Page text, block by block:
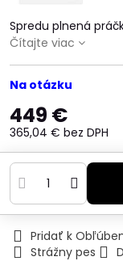
Spredu plnená
Čítajte viac
Na otázku
449 €
365,04 € bez DPH
Pridať k
Strážny pes